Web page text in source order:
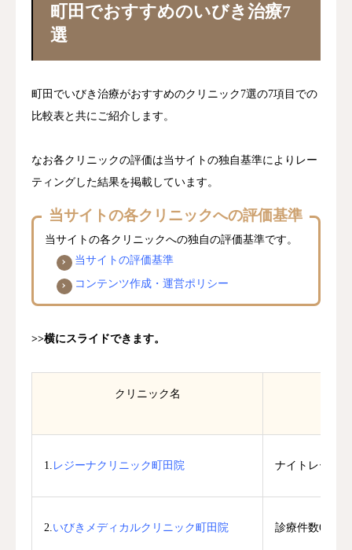
町田でおすすめのいびき治療7
選
町田でいびき治療がおすすめのクリニック7選の7項目での
比較表と共にご紹介します。
なお各クリニックの評価は当サイトの独自基準によりレー
ティングした結果を掲載しています。
当サイトの各クリニックへの評価基準
当サイトの各クリニックへの独自の評価基準です。
当サイトの評価基準
コンテンツ作成・運営ポリシー
>>横にスライドできます。
クリニック名
1. レジーナクリニック町田院 ナイトレーズ
2.いびきメディカルクリニック町田院 診療件数6.5万